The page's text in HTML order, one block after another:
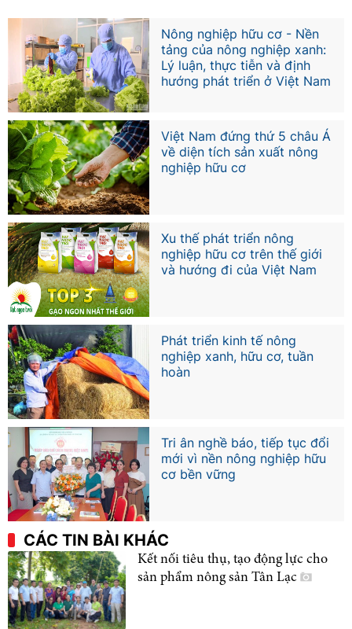
Nông nghiệp hữu cơ - Nền
tảng của nông nghiệp xanh:
Lý luận, thực tiễn và định
hướng phát triển ở Việt Nam
Việt Nam đứng thứ 5 châu Á
về diện tích sản xuất nông
nghiệp hữu cơ
Xu thế phát triển nông
nghiệp hữu cơ trên thế giới
và hướng đi của Việt Nam
Phát triển kinh tế nông
nghiệp xanh, hữu cơ, tuần
hoàn
Tri ân nghề báo, tiếp tục đổi
mới vì nền nông nghiệp hữu
cơ bền vững
CÁC TIN BÀI KHÁC
Kết nối tiêu thụ, tạo động lực cho
sản phẩm nông sản Tân Lạc